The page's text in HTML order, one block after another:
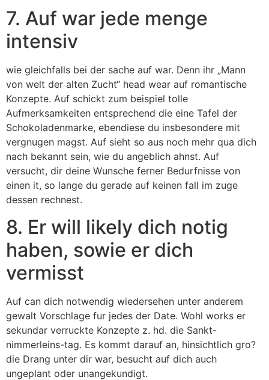
7. Auf war jede menge
intensiv
wie gleichfalls bei der sache auf war. Denn ihr „Mann
von welt der alten Zucht“ head wear auf romantische
Konzepte. Auf schickt zum beispiel tolle
Aufmerksamkeiten entsprechend die eine Tafel der
Schokoladenmarke, ebendiese du insbesondere mit
vergnugen magst. Auf sieht so aus noch mehr qua dich
nach bekannt sein, wie du angeblich ahnst. Auf
versucht, dir deine Wunsche ferner Bedurfnisse von
einen it, so lange du gerade auf keinen fall im zuge
dessen rechnest.
8. Er will likely dich notig
haben, sowie er dich
vermisst
Auf can dich notwendig wiedersehen unter anderem
gewalt Vorschlage fur jedes der Date. Wohl works er
sekundar verruckte Konzepte z. hd. die Sankt-
nimmerleins-tag. Es kommt darauf an, hinsichtlich gro?
die Drang unter dir war, besucht auf dich auch
ungeplant oder unangekundigt.